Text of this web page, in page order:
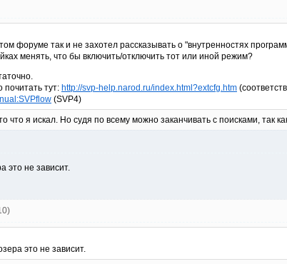
форуме так и не захотел рассказывать о "внутренностях
менять, что бы включить/отключить тот или иной режим?
почитать тут: http://svp-help.narod.ru/index.html?extcfg.htm
(SVP4)
что я искал. Но судя по всему можно заканчивать с поисками, так
это не зависит.
это не зависит.